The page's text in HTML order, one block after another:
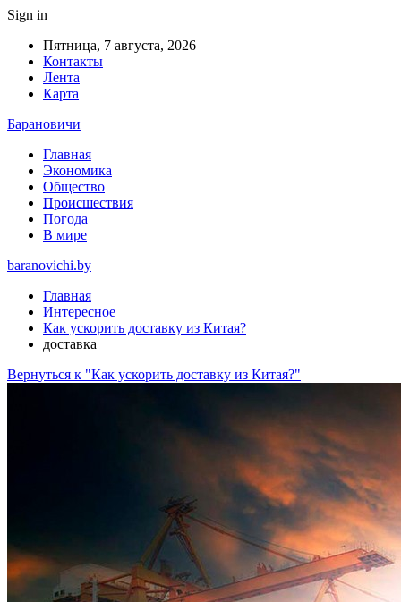
Sign in
Пятница, 7 августа, 2026
Контакты
Лента
Карта
Барановичи
Главная
Экономика
Общество
Происшествия
Погода
В мире
baranovichi.by
Главная
Интересное
Как ускорить доставку из Китая?
доставка
Вернуться к "Как ускорить доставку из Китая?"